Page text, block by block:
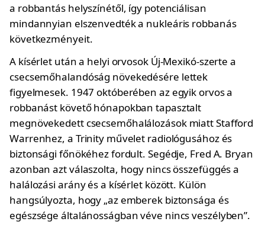
a robbantás helyszínétől, így potenciálisan
mindannyian elszenvedték a nukleáris robbanás
következményeit.
A kísérlet után a helyi orvosok Új-Mexikó-szerte a
csecsemőhalandóság növekedésére lettek
figyelmesek. 1947 októberében az egyik orvos a
robbanást követő hónapokban tapasztalt
megnövekedett csecsemőhalálozások miatt Stafford
Warrenhez, a Trinity művelet radiológusához és
biztonsági főnökéhez fordult. Segédje, Fred A. Bryan
azonban azt válaszolta, hogy nincs összefüggés a
halálozási arány és a kísérlet között. Külön
hangsúlyozta, hogy „az emberek biztonsága és
egészsége általánosságban véve nincs veszélyben”.